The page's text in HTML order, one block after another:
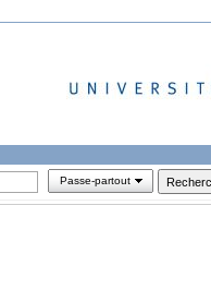
Passe-partout